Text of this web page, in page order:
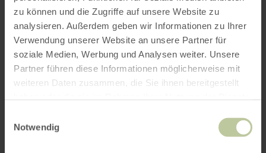
zu können und die Zugriffe auf unsere Website zu
analysieren. Außerdem geben wir Informationen zu Ihrer
Verwendung unserer Website an unsere Partner für
soziale Medien, Werbung und Analysen weiter. Unsere
Partner führen diese Informationen möglicherweise mit
weiteren Daten zusammen, die Sie ihnen bereitgestellt
Notwendig
Lieu : Monschau-Höfen, parking Wahlerscheid,
B 258 Schleiden en direction de Monschau,
200m après le tournant L245 en direction de
Malmedy
Tél. info : 02444. 9510-0
Email :info@nationalpark-eifel.de
Également adapté aux personnes ayant des